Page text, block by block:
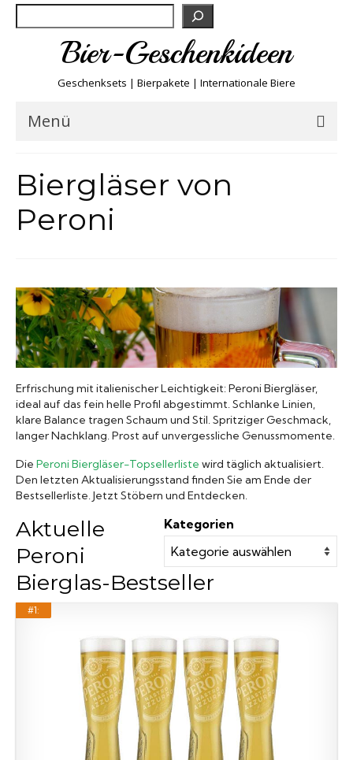
Bier-Geschenkideen
Geschenksets | Bierpakete | Internationale Biere
Menü
Biere A-Z
Biere der Welt
Biergläser
Geschenksets
Partyfässer
Biergläser von
Peroni
Erfrischung mit italienischer Leichtigkeit: Peroni Biergläser,
ideal auf das fein helle Profil abgestimmt. Schlanke Linien,
klare Balance tragen Schaum und Stil. Spritziger Geschmack,
langer Nachklang. Prost auf unvergessliche Genussmomente.
Die Peroni Biergläser-Topsellerliste wird täglich aktualisiert.
Den letzten Aktualisierungsstand finden Sie am Ende der
Bestsellerliste. Jetzt Stöbern und Entdecken.
Kategorien
Aktuelle
Peroni
Bierglas-Bestseller
#1: